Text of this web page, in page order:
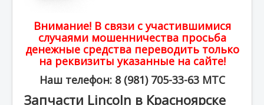
Внимание! В связи с участившимися
случаями мошенничества просьба
денежные средства переводить только
на реквизиты указанные на сайте!
Наш телефон: 8 (981) 705-33-63 МТС
Запчасти Lincoln в Красноярске